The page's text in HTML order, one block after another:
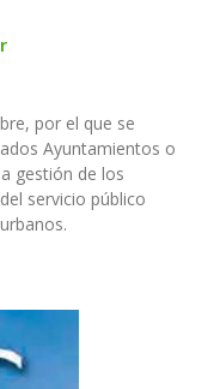
por el que se
Ayuntamientos o
gestión de los
servicio público